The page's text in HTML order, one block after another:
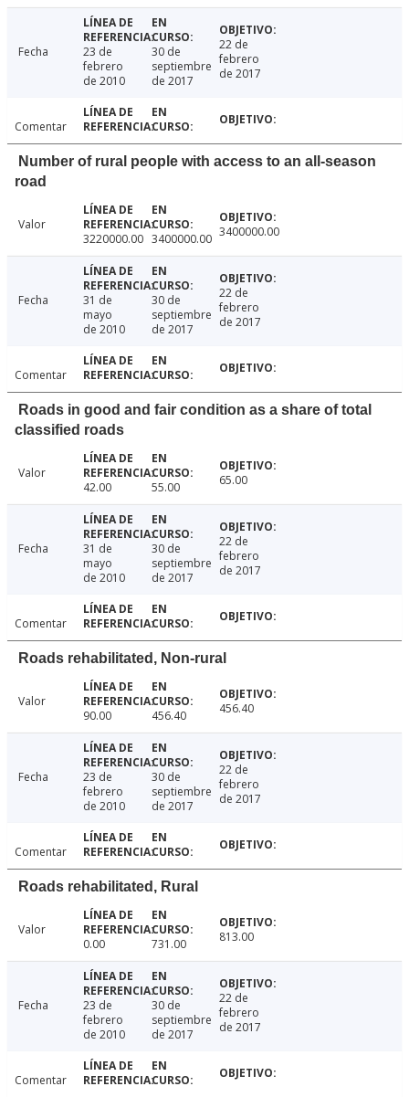
Fecha
23 de
febrero
de 2010
30 de
septiembre
de 2017
22 de
febrero
de 2017
Comentar
Number of rural people with access to an all-season
road
Valor
3220000.00 3400000.00 3400000.00
Fecha
31 de
mayo
de 2010
30 de
septiembre
de 2017
22 de
febrero
de 2017
Comentar
Roads in good and fair condition as a share of total
classified roads
Valor
42.00
55.00 65.00
Fecha
31 de
mayo
de 2010
30 de
septiembre
de 2017
22 de
febrero
de 2017
Comentar
Roads rehabilitated, Non-rural
Valor
90.00
456.40 456.40
Fecha
23 de
febrero
de 2010
30 de
septiembre
de 2017
22 de
febrero
de 2017
Comentar
Roads rehabilitated, Rural
Valor
0.00
731.00 813.00
Fecha
23 de
febrero
de 2010
30 de
septiembre
de 2017
22 de
febrero
de 2017
Comentar